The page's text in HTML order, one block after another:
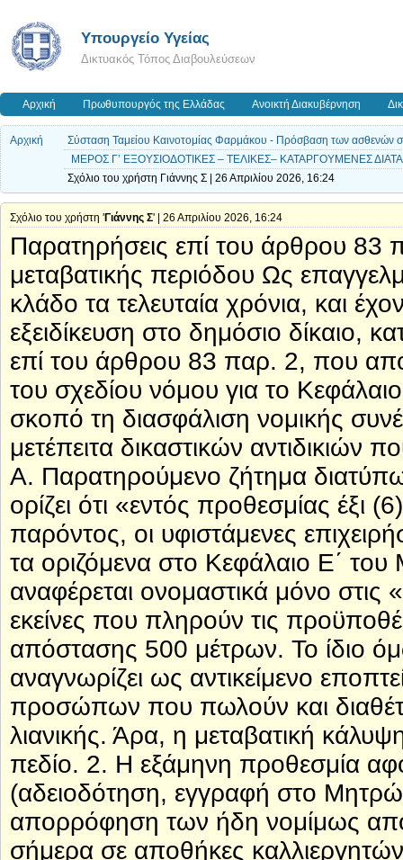
Υπουργείο Υγείας
Δικτυακός Τόπος Διαβουλεύσεων
Αρχική Πρωθυπουργός της Ελλάδας Ανοικτή Διακυβέρνηση
Αρχική
Σύσταση Ταμείου Καινοτομίας Φαρμάκου - Πρόσβαση των ασθενών σε
ΜΕΡΟΣ Γ’ ΕΞΟΥΣΙΟΔΟΤΙΚΕΣ – ΤΕΛΙΚΕΣ– ΚΑΤΑΡΓΟΥΜΕΝΕΣ
Σχόλιο του χρήστη Γιάννης Σ | 26 Απριλίου 2026, 16:24
Σχόλιο του χρήστη 'Γιάννης Σ' | 26 Απριλίου 2026, 16:24
Παρατηρήσεις επί του άρθρου
μεταβατικής περιόδου Ως
κλάδο τα τελευταία χρόνια, και
εξειδίκευση στο δημόσιο δίκαιο,
επί του άρθρου 83 παρ. 2, που
του σχεδίου νόμου για το
σκοπό τη διασφάλιση νομικής
μετέπειτα δικαστικών αντιδικιών
Α. Παρατηρούμενο ζήτημα
ορίζει ότι «εντός προθεσμίας
παρόντος, οι υφιστάμενες
τα οριζόμενα στο Κεφάλαιο Ε΄
αναφέρεται ονομαστικά μόνο
εκείνες που πληρούν τις
απόστασης 500 μέτρων. Το ίδιο
αναγνωρίζει ως αντικείμενο
προσώπων που πωλούν και
λιανικής. Άρα, η μεταβατική
πεδίο. 2. Η εξάμηνη προθεσμία
(αδειοδότηση, εγγραφή στο
απορρόφηση των ήδη νομίμως
σήμερα σε αποθήκες